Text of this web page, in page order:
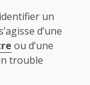
un
d’une
ou d’une
trouble